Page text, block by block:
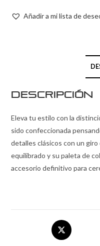
Añadir a mi lista de
Descripción
Eleva tu estilo con la
sido confeccionada
detalles clásicos con un
equilibrado y su paleta de
accesorio definitivo para